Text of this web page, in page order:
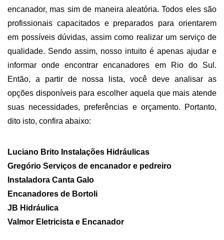
encanador, mas sim de maneira aleatória. Todos eles são
profissionais capacitados e preparados para orientarem
em possíveis dúvidas, assim como realizar um serviço de
qualidade. Sendo assim, nosso intuito é apenas ajudar e
informar onde encontrar encanadores em Rio do Sul.
Então, a partir de nossa lista, você deve analisar as
opções disponíveis para escolher aquela que mais atende
suas necessidades, preferências e orçamento. Portanto,
dito isto, confira abaixo:
Luciano Brito Instalações Hidráulicas
Gregório Serviços de encanador e pedreiro
Instaladora Canta Galo
Encanadores de Bortoli
JB Hidráulica
Valmor Eletricista e Encanador